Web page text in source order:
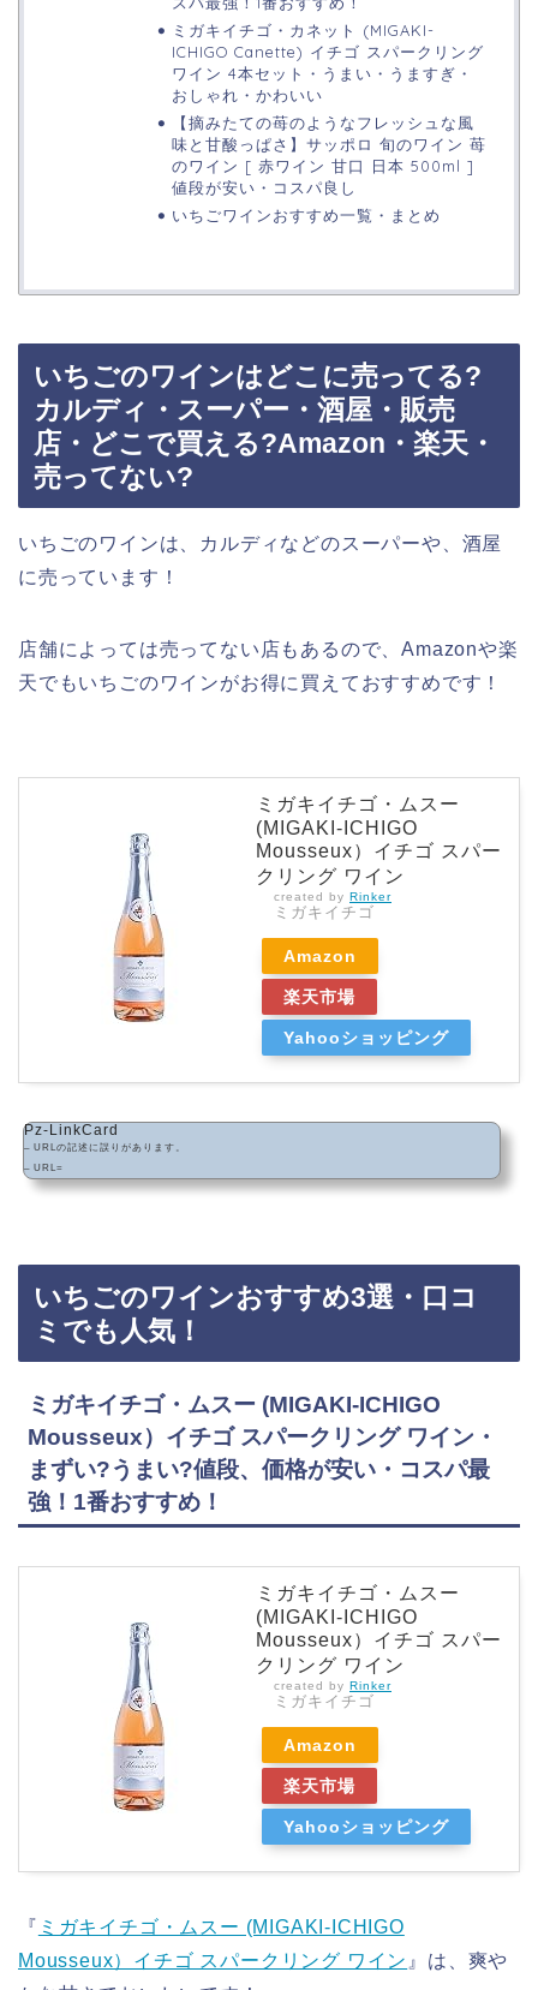
ミガキイチゴ・カネット (MIGAKI-
ICHIGO Canette) イチゴ スパークリング
ワイン 4本セット・うまい・うますぎ・
おしゃれ・かわいい
【摘みたての苺のようなフレッシュな風
味と甘酸っぱさ】サッポロ 旬のワイン 苺
のワイン [ 赤ワイン 甘口 日本 500ml ]
値段が安い・コスパ良し
いちごワインおすすめ一覧・まとめ
いちごのワインはどこに売ってる?
カルディ・スーパー・酒屋・販売
店・どこで買える?Amazon・楽天・
売ってない?
いちごのワインは、カルディなどのスーパーや、酒屋
に売っています！
店舗によっては売ってない店もあるので、Amazonや楽
天でもいちごのワインがお得に買えておすすめです！
ミガキイチゴ・ムスー
(MIGAKI-ICHIGO
Mousseux）イチゴ スパー
クリング ワイン
created by Rinker
ミガキイチゴ
Amazon
楽天市場
Yahooショッピング
Pz-LinkCard
– URLの記述に誤りがあります。
– URL=
いちごのワインおすすめ3選・口コ
ミでも人気！
ミガキイチゴ・ムスー (MIGAKI-ICHIGO
Mousseux）イチゴ スパークリング ワイン・
まずい?うまい?値段、価格が安い・コスパ最
強！1番おすすめ！
ミガキイチゴ・ムスー
(MIGAKI-ICHIGO
Mousseux）イチゴ スパー
クリング ワイン
created by Rinker
ミガキイチゴ
Amazon
楽天市場
Yahooショッピング
『 ミガキイチゴ・ムスー (MIGAKI-ICHIGO
Mousseux）イチゴ スパークリング ワイン 』は、爽や